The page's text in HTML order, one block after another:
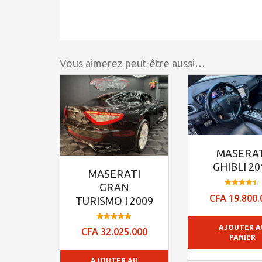
Vous aimerez peut-être aussi…
MASERATI
GRAN
TURISMO I 2009
4.84
CFA32.025.000
GHIBLI
4.39
CFA
AJOUTER
PANIER